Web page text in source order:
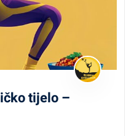
tijelo –